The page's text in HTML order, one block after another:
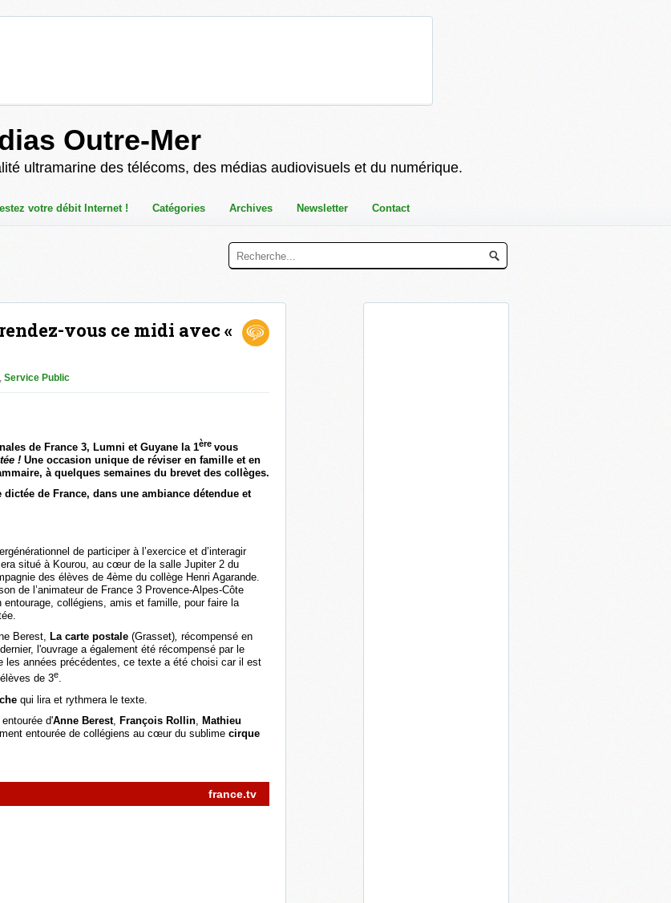
Outre-Mer
ultramarine des télécoms, des médias audiovisuels et du numérique.
votre débit Internet ! Catégories Archives Newsletter Contact
vous ce midi avec «
, Service Public
de France 3, Lumni et Guyane la 1ère vous
! Une occasion unique de réviser en famille et en
à quelques semaines du brevet des collèges.
de France, dans une ambiance détendue et
de participer à l’exercice et d’interagir
situé à Kourou, au cœur de la salle Jupiter 2 du
des élèves de 4ème du collège Henri Agarande.
de l’animateur de France 3 Provence-Alpes-Côte
entourage, collégiens, amis et famille, pour faire la
Berest, La carte postale (Grasset), récompensé en
l'ouvrage a également été récompensé par le
les années précédentes, ce texte a été choisi car il est
de 3e.
qui lira et rythmera le texte.
entourée d'Anne Berest, François Rollin Mathieu
entourée de collégiens au cœur du sublime cirque
france.tv